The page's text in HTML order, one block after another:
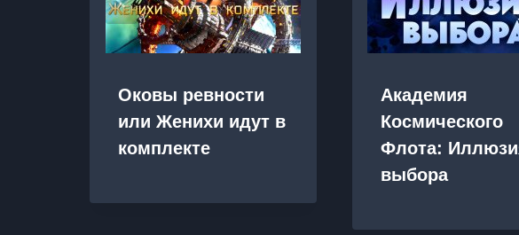
Оковы ревности
или Женихи идут в
комплекте
Академия
Космического
Флота:
выбора